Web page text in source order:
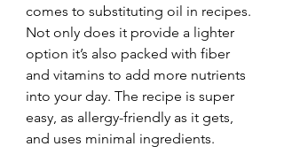
comes to substituting oil in recipes.
Not only does it provide a lighter
option it’s also packed with fiber
and vitamins to add more nutrients
into your day. The recipe is super
easy, as allergy-friendly as it gets,
and uses minimal ingredients.